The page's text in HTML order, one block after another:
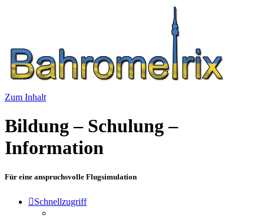
Zum Inhalt
Bildung – Schulung –
Information
Für eine anspruchsvolle Flugsimulation
Schnellzugriff